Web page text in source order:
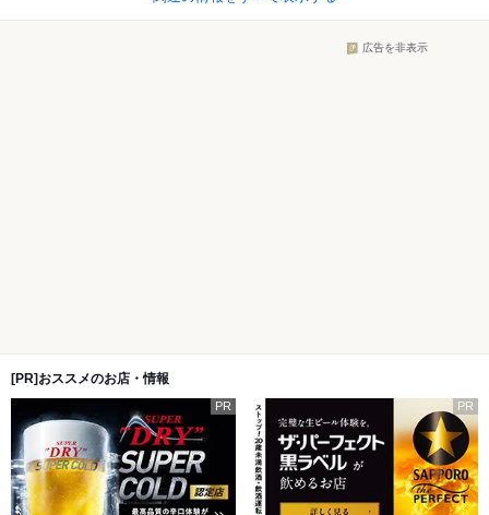
広告を非表示
[PR]おススメのお店・情報
PR PR